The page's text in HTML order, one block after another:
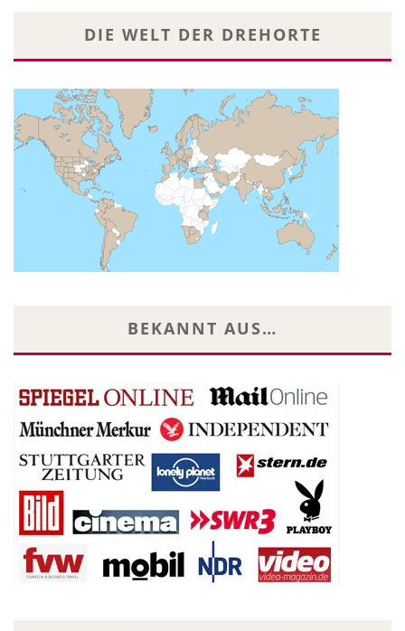
DIE WELT DER DREHORTE
BEKANNT AUS…